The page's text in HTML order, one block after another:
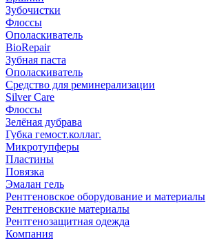
Зубочистки
Флоссы
Ополаскиватель
BioRepair
Зубная паста
Ополаскиватель
Средство для реминерализации
Silver Care
Флоссы
Зелёная дубрава
Губка гемост.коллаг.
Микротупферы
Пластины
Повязка
Эмалан гель
Рентгеновское оборудование и материалы
Рентгеновские материалы
Рентгенозащитная одежда
Компания